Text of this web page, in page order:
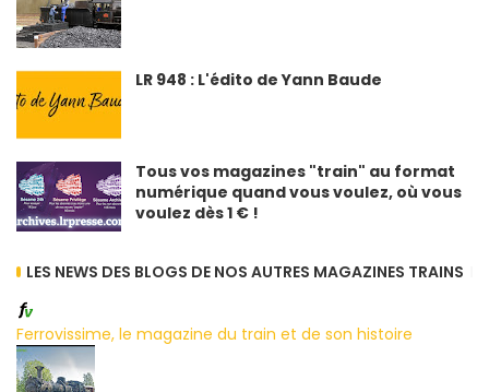
LR 948 : L'édito de Yann Baude
Tous vos magazines "train" au format
numérique quand vous voulez, où vous
voulez dès 1 € !
LES NEWS DES BLOGS DE NOS AUTRES MAGAZINES TRAINS
Ferrovissime, le magazine du train et de son histoire